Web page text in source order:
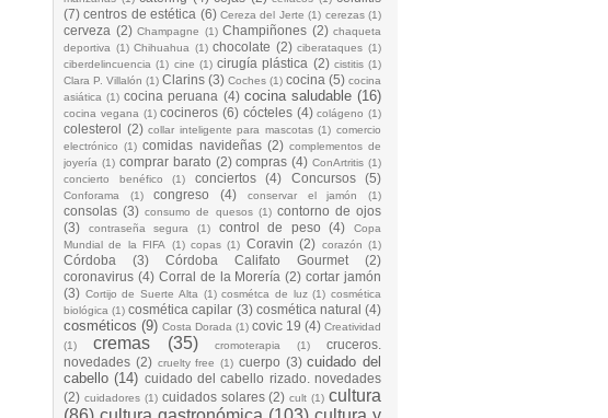
(7) centros de estética (6) Cereza del Jerte (1) cerezas (1)
cerveza (2) Champagne (1) Champiñones (2) chaqueta
deportiva (1) Chihuahua (1) chocolate (2) ciberataques (1)
ciberdelincuencia (1) cine (1) cirugía plástica (2) cistitis (1)
Clara P. Villalón (1) Clarins (3) Coches (1) cocina (5) cocina
asiática (1) cocina peruana (4) cocina saludable (16)
cocina vegana (1) cocineros (6) cócteles (4) colágeno (1)
colesterol (2) collar inteligente para mascotas (1) comercio
electrónico (1) comidas navideñas (2) complementos de
joyería (1) comprar barato (2) compras (4) ConArtritis (1)
concierto benéfico
(1) conciertos (4) Concursos (5)
Conforama (1) congreso (4) conservar el jamón (1)
consolas (3) consumo de quesos (1) contorno de ojos
(3)
contraseña segura (1) control de peso (4)
Copa
Mundial de la FIFA (1) copas (1) Coravin (2) corazón (1)
Córdoba (3) Córdoba Califato Gourmet
(2)
coronavirus (4) Corral de la Morería (2) cortar jamón
(3) Cortijo de Suerte Alta (1) cosmétca de luz (1) cosmética
biológica (1) cosmética capilar (3) cosmética natural (4)
cosméticos (9) Costa Dorada (1) covic 19 (4) Creatividad
(1)
cremas (35) cromoterapia (1)
cruceros.
novedades (2) cruelty free (1) cuerpo (3) cuidado del
cabello (14) cuidado del cabello rizado. novedades
(2) cuidadores (1) cuidados solares (2) cult (1) cultura